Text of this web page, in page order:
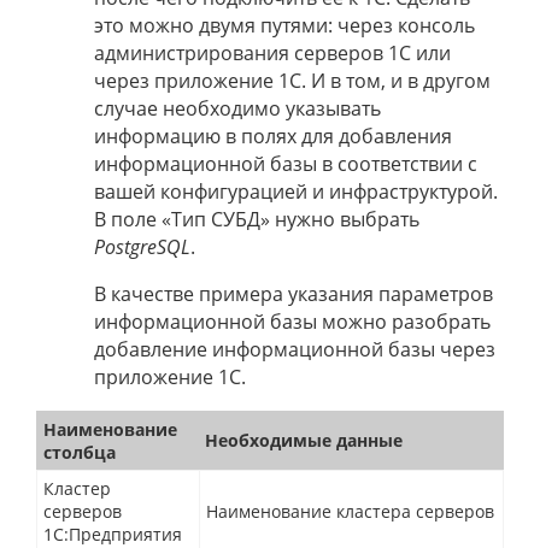
это можно двумя путями: через консоль
администрирования серверов 1С или
через приложение 1С. И в том, и в другом
случае необходимо указывать
информацию в полях для добавления
информационной базы в соответствии с
вашей конфигурацией и инфраструктурой.
В поле «Тип СУБД» нужно выбрать
PostgreSQL.
В качестве примера указания параметров
информационной базы можно разобрать
добавление информационной базы через
приложение 1C.
Наименование
столбца
Необходимые данные
Кластер
серверов
1С:Предприятия
Наименование кластера серверов